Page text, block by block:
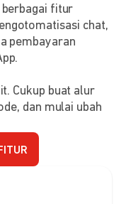
berbagai fitur
chat,
pembayaran
Cukup buat alur
dan mulai ubah